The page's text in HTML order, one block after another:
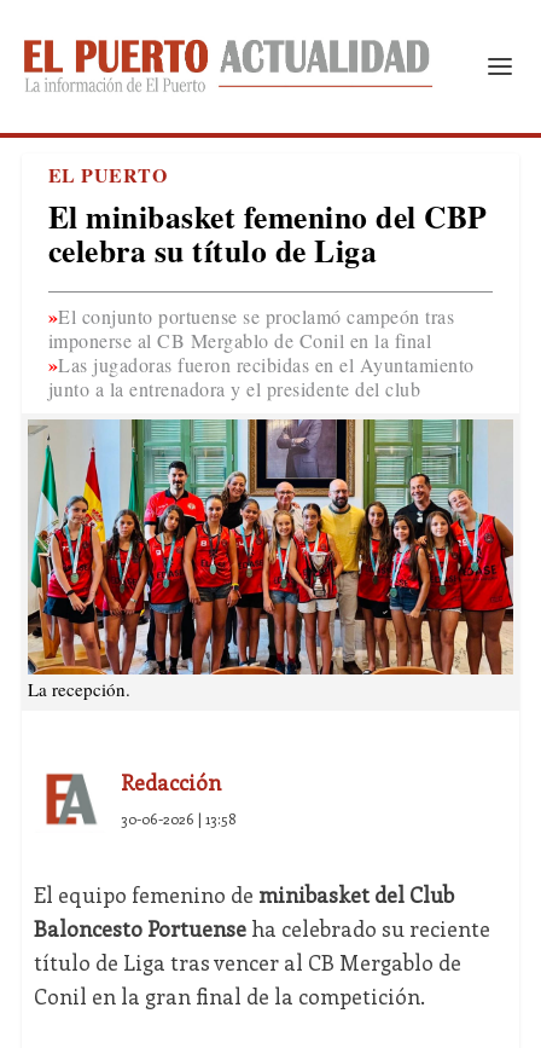
EL PUERTO
El minibasket femenino del CBP
celebra su título de Liga
El conjunto portuense se proclamó campeón tras
imponerse al CB Mergablo de Conil en la final
Las jugadoras fueron recibidas en el Ayuntamiento
junto a la entrenadora y el presidente del club
La recepción.
Redacción
30-06-2026 | 13:58
El equipo femenino de minibasket del Club
Baloncesto Portuenseha celebrado su reciente
título de Liga tras vencer al CB Mergablo de
Conil en la gran final de la competición.